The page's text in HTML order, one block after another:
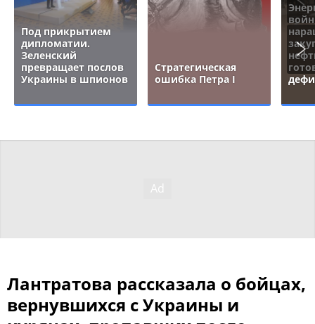
Под прикрытием
дипломатии.
Зеленский
превращает послов
Украины в шпионов
Стратегическая
ошибка Петра I
Лантратова рассказала о бойцах,
вернувшихся с Украины и